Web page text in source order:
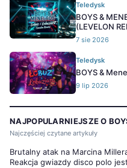
Teledysk
BOYS &
(LEVELON
7 sie 2026
Teledysk
BOYS &
9 lip 2026
NAJPOPULARNIEJSZE O
Najczęściej czytane artykuły
Brutalny atak na Marcina
Reakcja gwiazdy disco polo